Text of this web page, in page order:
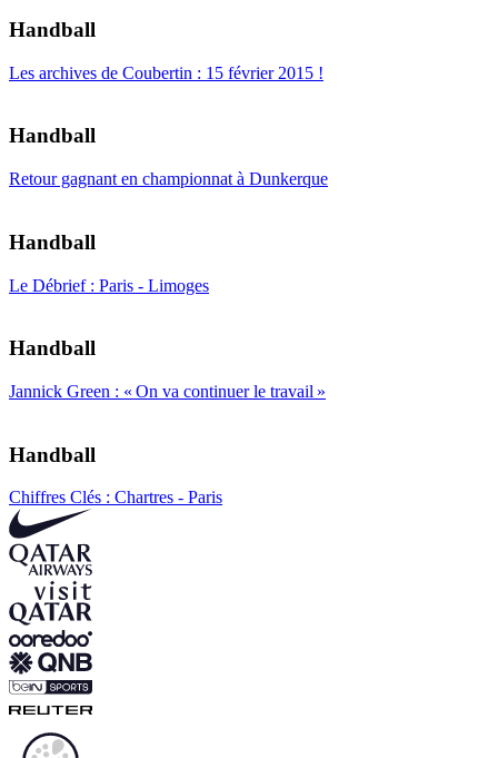
Handball
Les archives de Coubertin : 15 février 2015 !
Handball
Retour gagnant en championnat à Dunkerque
Handball
Le Débrief : Paris - Limoges
Handball
Jannick Green : « On va continuer le travail »
Handball
Chiffres Clés : Chartres - Paris